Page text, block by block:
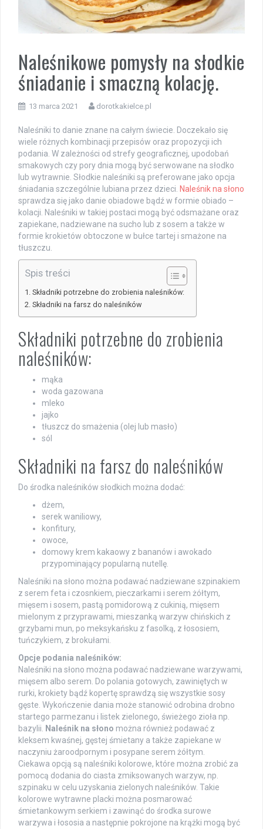
Naleśnikowe pomysły na słodkie
śniadanie i smaczną kolację.
13 marca 2021 dorotkakielce.pl
Naleśniki to danie znane na całym świecie. Doczekało się
wiele różnych kombinacji przepisów oraz propozycji ich
podania. W zależności od strefy geograficznej, upodobań
smakowych czy pory dnia mogą być serwowane na słodko
lub wytrawnie. Słodkie naleśniki są preferowane jako opcja
śniadania szczególnie lubiana przez dzieci. Naleśnik na słono
sprawdza się jako danie obiadowe bądź w formie obiado –
kolacji. Naleśniki w takiej postaci mogą być odsmażane oraz
zapiekane, nadziewane na sucho lub z sosem a także w
formie krokietów obtoczone w bułce tartej i smażone na
tłuszczu.
Spis treści
Składniki potrzebne do zrobienia naleśników:
Składniki na farsz do naleśników
Składniki potrzebne do zrobienia
naleśników:
mąka
woda gazowana
mleko
jajko
tłuszcz do smażenia (olej lub masło)
sól
Składniki na farsz do naleśników
Do środka naleśników słodkich można dodać:
dżem,
serek waniliowy,
konfitury,
owoce,
domowy krem kakaowy z bananów i awokado
przypominający popularną nutellę.
Naleśniki na słono można podawać nadziewane szpinakiem
z serem feta i czosnkiem, pieczarkami i serem żółtym,
mięsem i sosem, pastą pomidorową z cukinią, mięsem
mielonym z przyprawami, mieszanką warzyw chińskich z
grzybami mun, po meksykańsku z fasolką, z łososiem,
tuńczykiem, z brokułami.
Opcje podania naleśników:
Naleśniki na słono można podawać nadziewane warzywami,
mięsem albo serem. Do polania gotowych, zawiniętych w
rurki, krokiety bądź kopertę sprawdzą się wszystkie sosy
gęste. Wykończenie dania może stanowić odrobina drobno
startego parmezanu i listek zielonego, świeżego zioła np.
bazylii.
Naleśnik na słono można również podawać z
kleksem kwaśnej, gęstej śmietany a także zapiekane w
naczyniu żaroodpornym i posypane serem żółtym.
Ciekawa opcją są naleśniki kolorowe, które można zrobić za
pomocą dodania do ciasta zmiksowanych warzyw, np.
szpinaku w celu uzyskania zielonych naleśników. Takie
kolorowe wytrawne placki można posmarować
śmietankowym serkiem i zawinąć do środka surowe
warzywa i łososia a następnie pokrojone na krążki mogą być